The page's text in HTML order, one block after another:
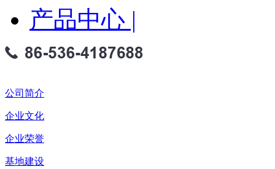
产品中心 |
公司简介
企业文化
企业荣誉
基地建设